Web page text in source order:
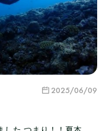
2025/06/09